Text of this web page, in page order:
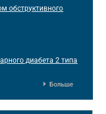
обструктивного
диабета 2 типа
Больше